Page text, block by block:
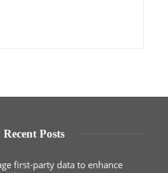
Recent Posts
first-party data to enhance